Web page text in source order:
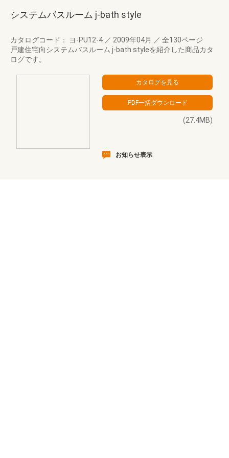
システムバスルーム j-bath style
カタログコード： ヨ-PU12-4 ／ 2009年04月 ／ 全130ページ
戸建住宅向システムバスルーム j-bath styleを紹介した商品カタ
ログです。
(27.4MB)
お知らせ表示